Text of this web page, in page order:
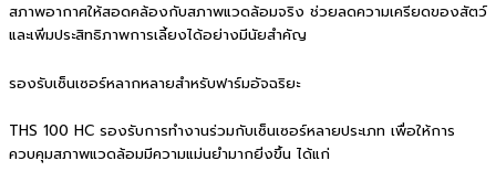
สภาพอากาศให้สอดคล้องกับสภาพแวดล้อมจริง ช่วยลดความเครียดของสัตว์
และเพิ่มประสิทธิภาพการเลี้ยงได้อย่างมีนัยสำคัญ
รองรับเซ็นเซอร์หลากหลายสำหรับฟาร์มอัจฉริยะ
THS 100 HC รองรับการทำงานร่วมกับเซ็นเซอร์หลายประเภท เพื่อให้การ
ควบคุมสภาพแวดล้อมมีความแม่นยำมากยิ่งขึ้น ได้แก่